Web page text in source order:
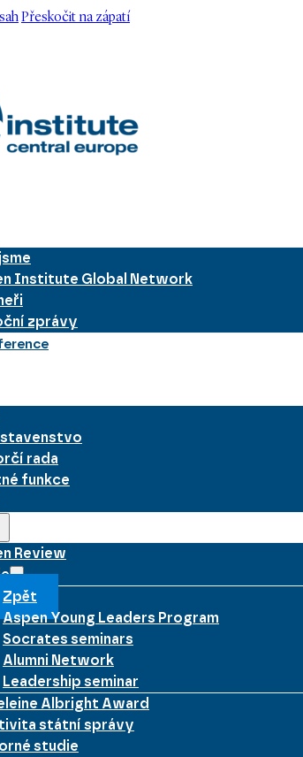
Přeskočit na zápatí
Institute Global Network
zprávy
rada
funkce
Review
Zpět
Aspen Young Leaders Program
Socrates seminars
Alumni Network
Leadership seminar
Albright Award
státní správy
studie